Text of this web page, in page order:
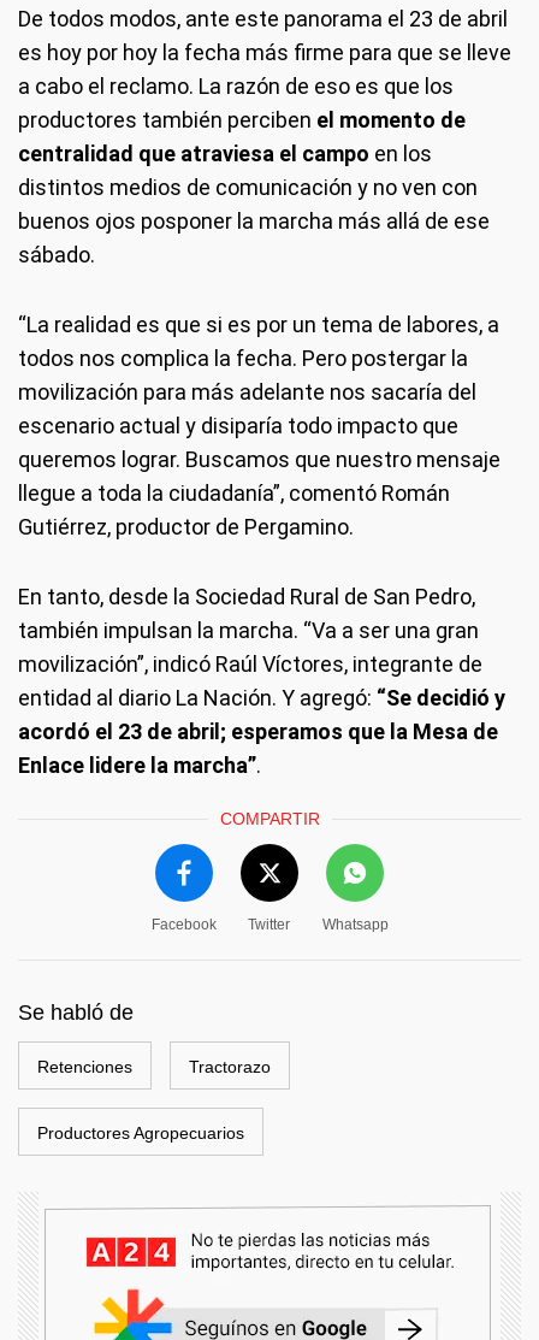
De todos modos, ante este panorama el 23 de abril
es hoy por hoy la fecha más firme para que se lleve
a cabo el reclamo. La razón de eso es que los
productores también perciben el momento de
centralidad que atraviesa el campo en los
distintos medios de comunicación y no ven con
buenos ojos posponer la marcha más allá de ese
sábado.
“La realidad es que si es por un tema de labores, a
todos nos complica la fecha. Pero postergar la
movilización para más adelante nos sacaría del
escenario actual y disiparía todo impacto que
queremos lograr. Buscamos que nuestro mensaje
llegue a toda la ciudadanía”, comentó Román
Gutiérrez, productor de Pergamino.
En tanto, desde la Sociedad Rural de San Pedro,
también impulsan la marcha. “Va a ser una gran
movilización”, indicó Raúl Víctores, integrante de
entidad al diario La Nación. Y agregó: “Se decidió y
acordó el 23 de abril; esperamos que la Mesa de
Enlace lidere la marcha”.
COMPARTIR
Facebook Twitter Whatsapp
Se habló de
Retenciones Tractorazo
Productores Agropecuarios